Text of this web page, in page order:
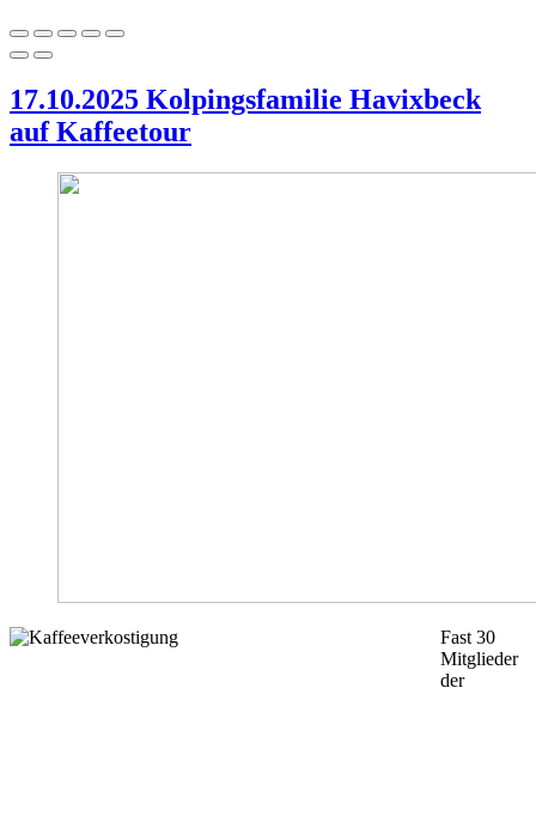
17.10.2025 Kolpingsfamilie Havixbeck
auf Kaffeetour
Fast 30
Mitglieder
der